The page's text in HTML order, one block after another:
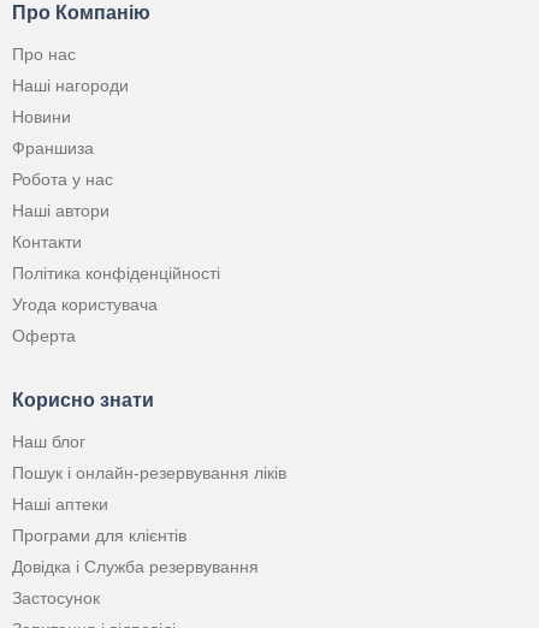
Про Компанію
Про нас
Наші нагороди
Новини
Франшиза
Робота у нас
Наші автори
Контакти
Політика конфіденційності
Угода користувача
Оферта
Корисно знати
Наш блог
Пошук і онлайн-резервування ліків
Наші аптеки
Програми для клієнтів
Довідка і Служба резервування
Застосунок